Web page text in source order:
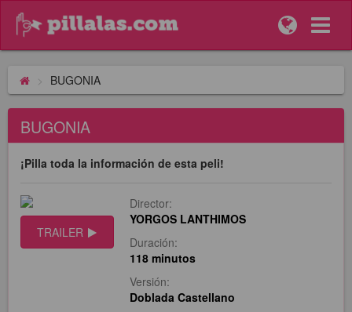
BUGONIA
BUGONIA
¡Pilla toda la información de esta peli!
TRAILER
Director:
YORGOS LANTHIMOS
Duración:
118 minutos
Versión:
Doblada Castellano